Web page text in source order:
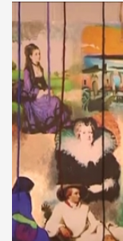
Különböző
Képtárban. Bár a
a karácsonyhoz, az
karácsonyi Tárlat
Zsámbéky
Képtár
„Vas megyei
Különböző
grafikákat,
„65 művész 112